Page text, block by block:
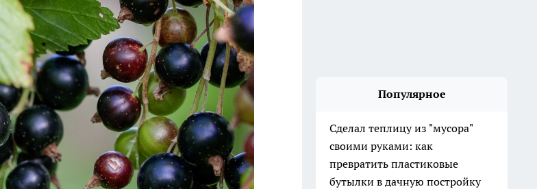
Популярное
Сделал теплицу из "мусора"
своими руками: как
превратить пластиковые
бутылки в дачную постройку